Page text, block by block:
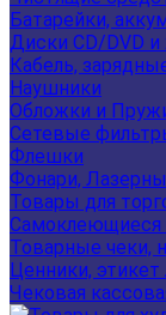
Батарейки,
Диски CD/DVD и
Кабель,
Наушники
Обложки и
Сетевые
Флешки
Фонари,
Товары для
Самоклеющиеся
Товарные чеки,
Ценники, этикет
Чековая